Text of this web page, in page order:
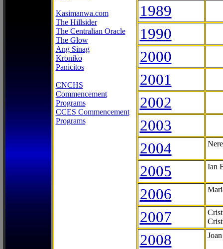
Kasimanwa.com
The Hillsider
The Centralian Oracle
The Glow
Ang Sinag
Kroniko
Panicitos
CNCHS
Commencement
Programs
CCES Commencement
Programs
1989
1990
2000
2001
2002
2003
2004
2005 Ian
2006
2007
2008